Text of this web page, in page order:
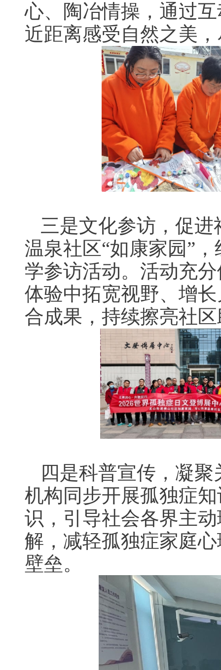
心、陶冶情操，通过
近距离感受自然之美
三是文化参访，促
温泉社区“如康家园”
学参访活动。活动充
体验中拓宽视野、增
合成果，持续擦亮社
四是科普宣传，凝
机构同步开展孤独症
识，引导社会各界主
解，减轻孤独症家庭
壁垒。